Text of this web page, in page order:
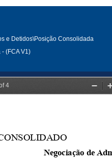
e Detidos\Posição Consolidada
(FCA V1)